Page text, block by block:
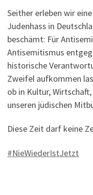
Seither erleben wir
Judenhass in
beschämt: Für
Antisemitismus
historische
Zweifel aufkommen
ob in Kultur,
unseren jüdischen
Diese Zeit darf keine
#NieWiederIstJetzt